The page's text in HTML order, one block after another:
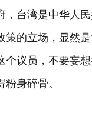
，台湾是中华人
策的立场，显然
个议员，不要妄
身碎骨。